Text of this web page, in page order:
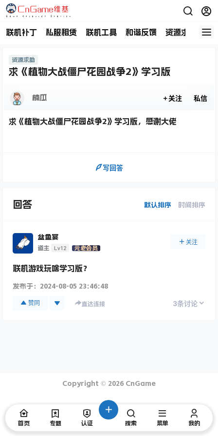
联机补丁 私服租赁 联机工具 和谐反馈 资源求助 商
资源求助
求《植物大战僵尸花园战争2》学习版
楠瓜 关注 私信
求《植物大战僵尸花园战争2》学习版，感谢大佬
写回答
回答 默认排序 时间排序
盆鱼宴
道主 Lv12 元老会员
关注
联机游戏玩啥学习版？
发布于： 2024-08-05 23:46:48
赞同 直达连接 3条讨论
Copyright © 2026 CnGame
首页 专题 认证 搜索 菜单 我的